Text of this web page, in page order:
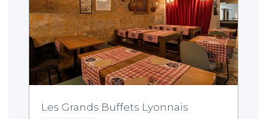
Les Grands Buffets Lyonnais